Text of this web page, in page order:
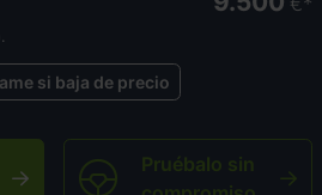
si baja de precio
Pruébalo sin